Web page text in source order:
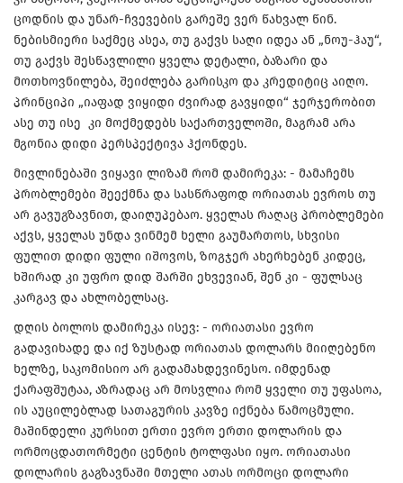
ცოდნის და უნარ-ჩვევების გარეშე ვერ წახვალ წინ.
ნებისმიერი საქმეც ასეა, თუ გაქვს საღი იდეა ან „ნოუ-ჰაუ“,
თუ გაქვს შესწავლილი ყველა დეტალი, ბაზარი და
მოთხოვნილება, შეიძლება გარისკო და კრედიტიც აიღო.
პრინციპი „იაფად ვიყიდი ძვირად გავყიდი“ ჯერჯერობით
ასე თუ ისე კი მოქმედებს საქართველოში, მაგრამ არა
მგონია დიდი პერსპექტივა ჰქონდეს.
მივლინებაში ვიყავი ლიზამ რომ დამირეკა: - მამაჩემს
პრობლემები შეექმნა და სასწრაფოდ ორიათას ევროს თუ
არ გავუგზავნით, დაიღუპებაო. ყველას რაღაც პრობლემები
აქვს, ყველას უნდა ვინმემ ხელი გაუმართოს, სხვისი
ფულით დიდი ფული იშოვოს, ზოგჯერ ახერხებენ კიდეც,
ხშირად კი უფრო დიდ შარში ეხვევიან, შენ კი - ფულსაც
კარგავ და ახლობელსაც.
დღის ბოლოს დამირეკა ისევ: - ორიათასი ევრო
გადავიხადე და იქ ზუსტად ორიათას დოლარს მიიღებენო
ხელზე, საკომისიო არ გადამახდევინესო. იმდენად
ქარაფშუტაა, აზრადაც არ მოსვლია რომ ყველი თუ უფასოა,
ის აუცილებლად სათაგურის კავზე იქნება წამოცმული.
მაშინდელი კურსით ერთი ევრო ერთი დოლარის და
ორმოცდათორმეტი ცენტის ტოლფასი იყო. ორიათასი
დოლარის გაგზავნაში მთელი ათას ორმოცი დოლარი